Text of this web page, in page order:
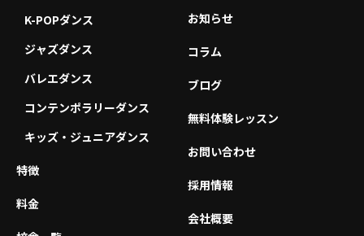
K-POPダンス
ジャズダンス
バレエダンス
コンテンポラリーダンス
キッズ・ジュニアダンス
特徴
料金
お知らせ
コラム
ブログ
無料体験レッスン
お問い合わせ
採用情報
会社概要